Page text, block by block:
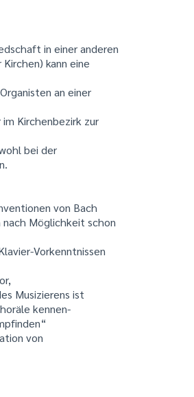
in einer anderen
kann eine
an einer
Kirchenbezirk zur
bei der
von Bach
Möglichkeit schon
Vorkenntnissen
Musizierens ist
kennen-
von